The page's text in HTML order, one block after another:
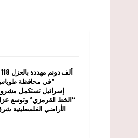
” 118 ألف دونم
في محافظة طوباس”
إسرائيل تستكمل
“الخط القرمزي” وتوسع
الأراضي الفلسطينية